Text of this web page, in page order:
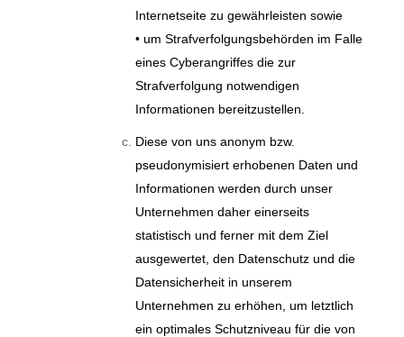
Internetseite zu gewährleisten sowie
• um Strafverfolgungsbehörden im Falle
eines Cyberangriffes die zur
Strafverfolgung notwendigen
Informationen bereitzustellen.
Diese von uns anonym bzw.
pseudonymisiert erhobenen Daten und
Informationen werden durch unser
Unternehmen daher einerseits
statistisch und ferner mit dem Ziel
ausgewertet, den Datenschutz und die
Datensicherheit in unserem
Unternehmen zu erhöhen, um letztlich
ein optimales Schutzniveau für die von